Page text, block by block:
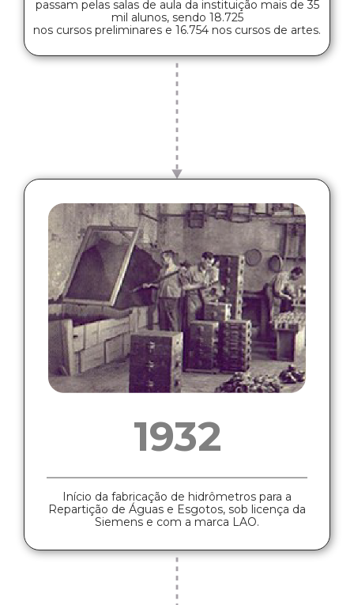
passam pelas salas de aula da instituição mais de 35
mil alunos, sendo 18.725
nos cursos preliminares e 16.754 nos cursos de artes.
1932
Início da fabricação de hidrômetros para a
Repartição de Águas e Esgotos, sob licença da
Siemens e com a marca LAO.